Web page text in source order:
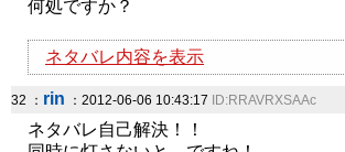
何処ですか？
ネタバレ内容を表示
32 ： rin ：2012-06-06 10:43:17 ID:RRAVRXSAAc
ネタバレ自己解決！！